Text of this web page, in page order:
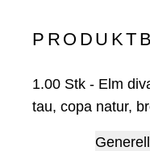
1.00 Stk - Elm
tau, copa natur,